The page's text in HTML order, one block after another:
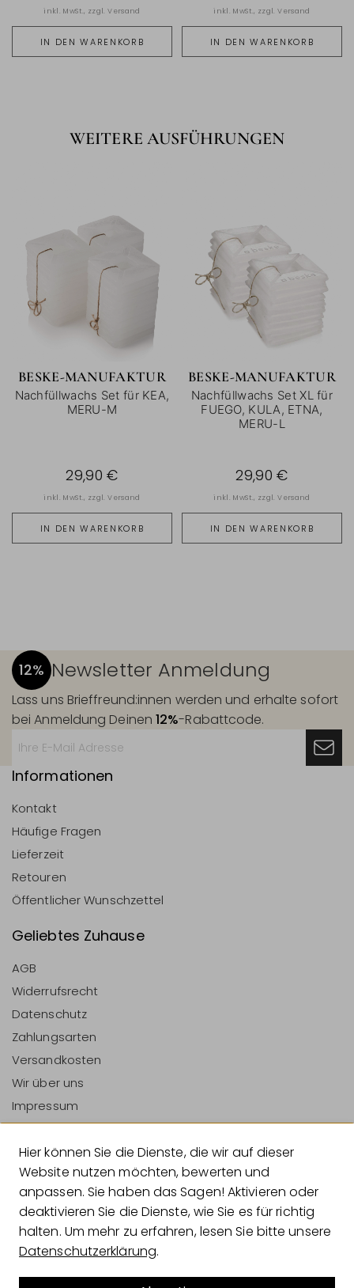
IN DEN WARENKORB
inkl. MwSt., zzgl.Versand
IN DEN WARENKORB
inkl. MwSt., zzgl.Versand
WEITERE AUSFÜHRUNGEN
BESKE-MANUFAKTUR
Nachfüllwachs Set für KEA,
MERU-M
IN DEN WARENKORB
29,90 €
inkl. MwSt., zzgl.Versand
BESKE-MANUFAKTUR
Nachfüllwachs Set XL für
FUEGO, KULA, ETNA,
MERU-L
IN DEN WARENKORB
29,90 €
inkl. MwSt., zzgl.Versand
12% Newsletter Anmeldung
Lass uns Brieffreund:innen werden und erhalte sofort
bei Anmeldung Deinen12%-Rabattcode.
Informationen
Kontakt
Häufige Fragen
Lieferzeit
Retouren
Öffentlicher Wunschzettel
Geliebtes Zuhause
AGB
Widerrufsrecht
Datenschutz
Zahlungsarten
Versandkosten
Wir über uns
Impressum
Vertrag Widerrufen
Zahlungsarten
Versandarten
Hier können Sie die Dienste, die wir auf dieser
Website nutzen möchten, bewerten und
anpassen. Sie haben das Sagen! Aktivieren oder
deaktivieren Sie die Dienste, wie Sie es für richtig
halten. Um mehr zu erfahren, lesen Sie bitte unsere
Datenschutzerklärung.